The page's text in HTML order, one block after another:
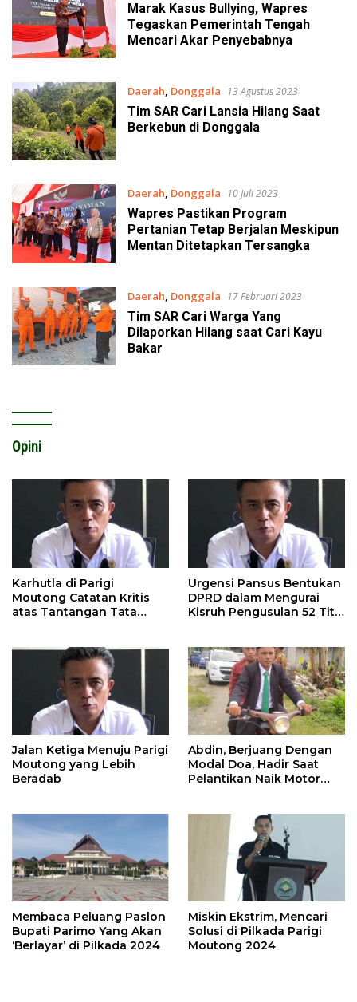
Marak Kasus Bullying, Wapres
Tegaskan Pemerintah Tengah
Mencari Akar Penyebabnya
Daerah, Donggala 13 Agustus 2023
Tim SAR Cari Lansia Hilang Saat
Berkebun di Donggala
Daerah, Donggala 10 Juli 2023
Wapres Pastikan Program
Pertanian Tetap Berjalan Meskipun
Mentan Ditetapkan Tersangka
Daerah, Donggala 17 Februari 2023
Tim SAR Cari Warga Yang
Dilaporkan Hilang saat Cari Kayu
Bakar
Opini
Karhutla di Parigi
Moutong Catatan Kritis
atas Tantangan Tata
Urgensi Pansus Bentukan
DPRD dalam Mengurai
Kisruh Pengusulan 52 Titik
Jalan Ketiga Menuju Parigi
Moutong yang Lebih
Beradab
Abdin, Berjuang Dengan
Modal Doa, Hadir Saat
Pelantikan Naik Motor
Membaca Peluang Paslon
Bupati Parimo Yang Akan
‘Berlayar’ di Pilkada 2024
Miskin Ekstrim, Mencari
Solusi di Pilkada Parigi
Moutong 2024